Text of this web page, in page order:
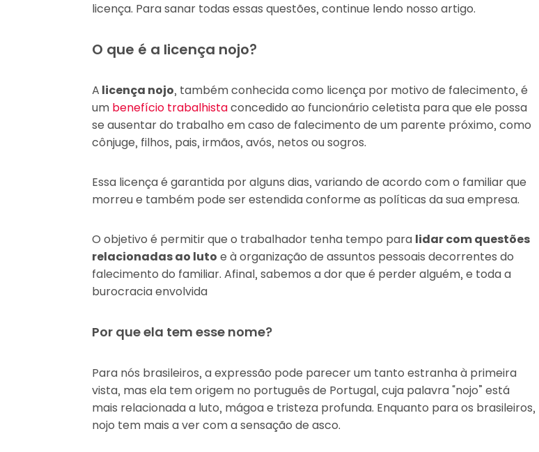
licença. Para sanar todas essas questões, continue lendo nosso artigo.
O que é a licença nojo?
A licença nojo, também conhecida como licença por motivo de falecimento, é
um benefício trabalhistaconcedido ao funcionário celetista para que ele possa
se ausentar do trabalho em caso de falecimento de um parente próximo, como
cônjuge, filhos, pais, irmãos, avós, netos ou sogros.
Essa licença é garantida por alguns dias, variando de acordo com o familiar que
morreu e também pode ser estendida conforme as políticas da sua empresa.
O objetivo é permitir que o trabalhador tenha tempo para lidar com questões
relacionadas ao luto e à organização de assuntos pessoais decorrentes do
falecimento do familiar. Afinal, sabemos a dor que é perder alguém, e toda a
burocracia envolvida
Por que ela tem esse nome?
Para nós brasileiros, a expressão pode parecer um tanto estranha à primeira
vista, mas ela tem origem no português de Portugal, cuja palavra “nojo” está
mais relacionada a luto, mágoa e tristeza profunda. Enquanto para os brasileiros,
nojo tem mais a ver com a sensação de asco.